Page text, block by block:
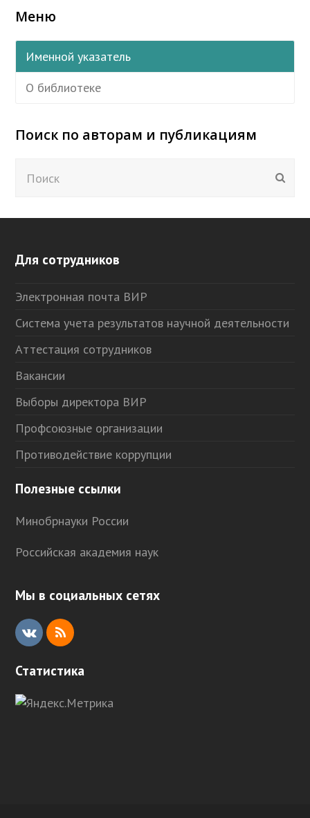
Меню
Именной указатель
О библиотеке
Поиск по авторам и публикациям
Для сотрудников
Электронная почта ВИР
Система учета результатов научной деятельности
Аттестация сотрудников
Вакансии
Выборы директора ВИР
Профсоюзные организации
Противодействие коррупции
Полезные ссылки
Минобрнауки России
Российская академия наук
Мы в социальных сетях
V
R
Статистика